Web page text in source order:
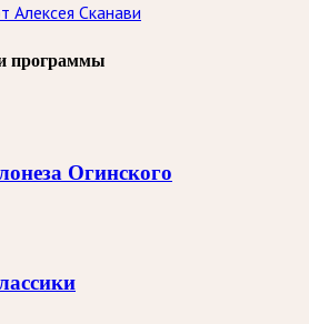
Алексея Сканави
программы
Огинского